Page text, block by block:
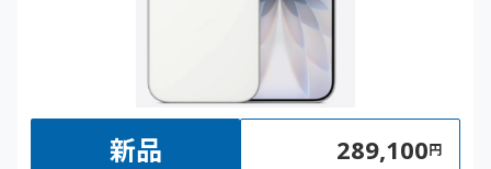
新品 289,100円